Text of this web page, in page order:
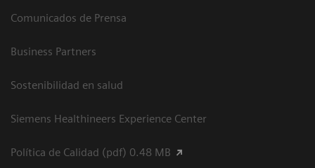
Comunicados de Prensa
Business Partners
Sostenibilidad en salud
Siemens Healthineers Experience Center
Política de Calidad (pdf) 0.48 MB